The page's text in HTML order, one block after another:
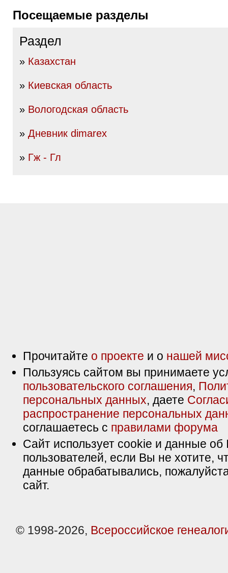
Посещаемые разделы
Раздел
» Казахстан
» Киевская область
» Вологодская область
» Дневник dimarex
» Гж - Гл
Прочитайте о проекте и о нашей
Пользуясь сайтом вы принимаете
пользовательского соглашения,
персональных данных, даете
распространение персональных
соглашаетесь с правилами форума
Сайт использует cookie и данные об
пользователей, если Вы не хотите,
данные обрабатывались,
сайт.
© 1998-2026, Всероссийское